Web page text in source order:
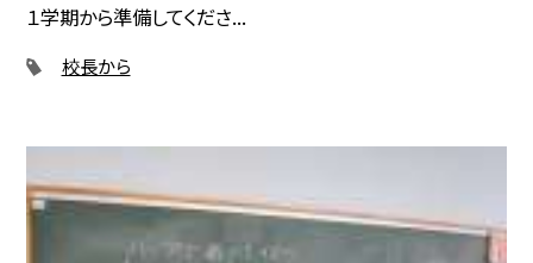
１学期から準備してくださ...
校長から